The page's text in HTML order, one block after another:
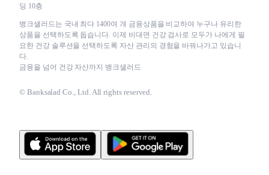
딩 10층
뱅크샐러드는 국내 최다 1400여 개 금융상품을 비교하여 누구나 유리한
상품을 선택하도록 돕습니다. 이제 비대면 건강 검사로 모두가 나에게 필
요한 건강 솔루션을 선택하도록 자산 관리의 경험을 바꿔나가고 있습니
다.
금융을 넘어 건강 자산까지 뱅크샐러드
© Banksalad Co., Ltd. All rights reserved.